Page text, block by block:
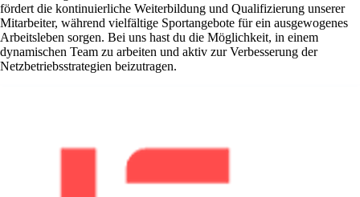
fördert die kontinuierliche Weiterbildung und Qualifizierung unserer
Mitarbeiter, während vielfältige Sportangebote für ein ausgewogenes
Arbeitsleben sorgen. Bei uns hast du die Möglichkeit, in einem
dynamischen Team zu arbeiten und aktiv zur Verbesserung der
Netzbetriebsstrategien beizutragen.